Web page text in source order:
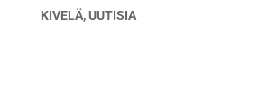
KIVELÄ,UUTISIA